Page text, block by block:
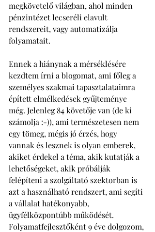
megkövetelő világban, ahol minden
pénzintézet lecseréli elavult
rendszereit, vagy automatizálja
folyamatait.
Ennek a hiánynak a mérséklésére
kezdtem írni a blogomat, ami főleg a
személyes szakmai tapasztalataimra
épített elmélkedések gyűjteménye
még. Jelenleg 84 követője van (de ki
számolja :-)), ami természetesen nem
egy tömeg, mégis jó érzés, hogy
vannak és lesznek is olyan emberek,
akiket érdekel a téma, akik kutatják a
lehetőségeket, akik próbálják
felépíteni a szolgáltató szektorban is
azt a használható rendszert, ami segíti
a vállalat hatékonyabb,
ügyfélközpontúbb működését.
Folyamatfejlesztőként 9 éve dolgozom,